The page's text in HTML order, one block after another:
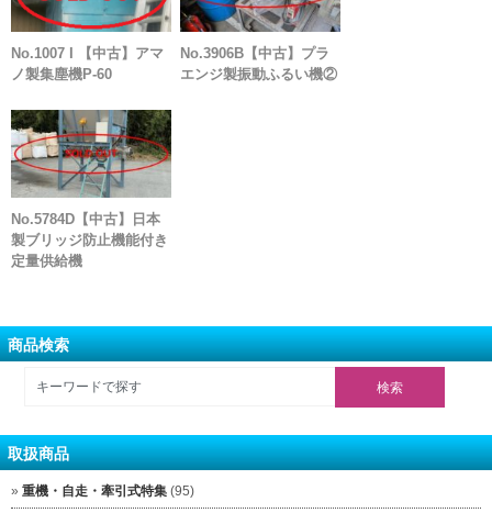
No.1007 I 【中古】アマ
ノ製集塵機P-60
No.3906B【中古】プラ
エンジ製振動ふるい機②
No.5784D【中古】日本
製ブリッジ防止機能付き
定量供給機
商品検索
取扱商品
重機・自走・牽引式特集 (95)